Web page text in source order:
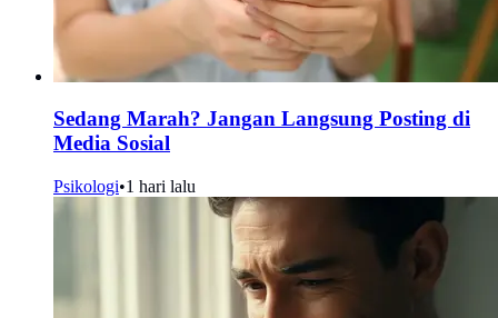
Sedang Marah? Jangan Langsung Posting di
Media Sosial
Psikologi•1 hari lalu